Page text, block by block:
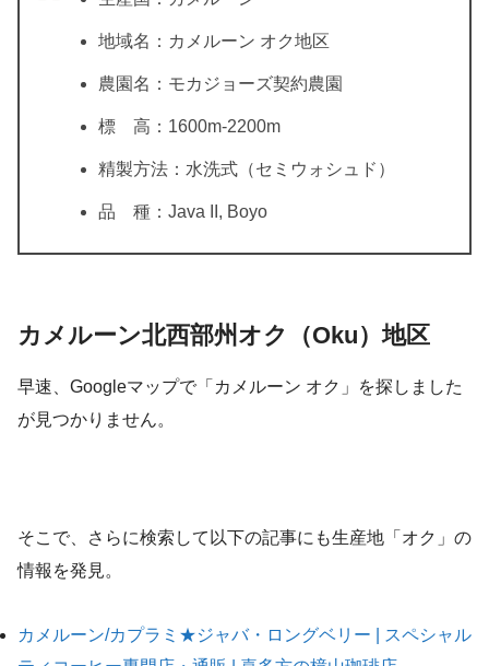
地域名：カメルーン オク地区
農園名：モカジョーズ契約農園
標 高：1600m-2200m
精製方法：水洗式（セミウォシュド）
品 種：Java II, Boyo
カメルーン北西部州オク（Oku）地区
早速、Googleマップで「カメルーン オク」を探しました
が見つかりません。
そこで、さらに検索して以下の記事にも生産地「オク」の
情報を発見。
カメルーン/カプラミ★ジャバ・ロングベリー | スペシャル